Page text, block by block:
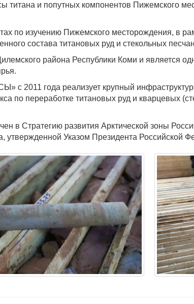
и попутных компонентов Пижемского
по изучению Пижемского месторождения, в
состава титановых руд и стекольных
района Республики Коми и является
года реализует крупный
по переработке титановых руд и кварцевых
в Стратегию развития Арктической зоны
утвержденной Указом Президента Российской